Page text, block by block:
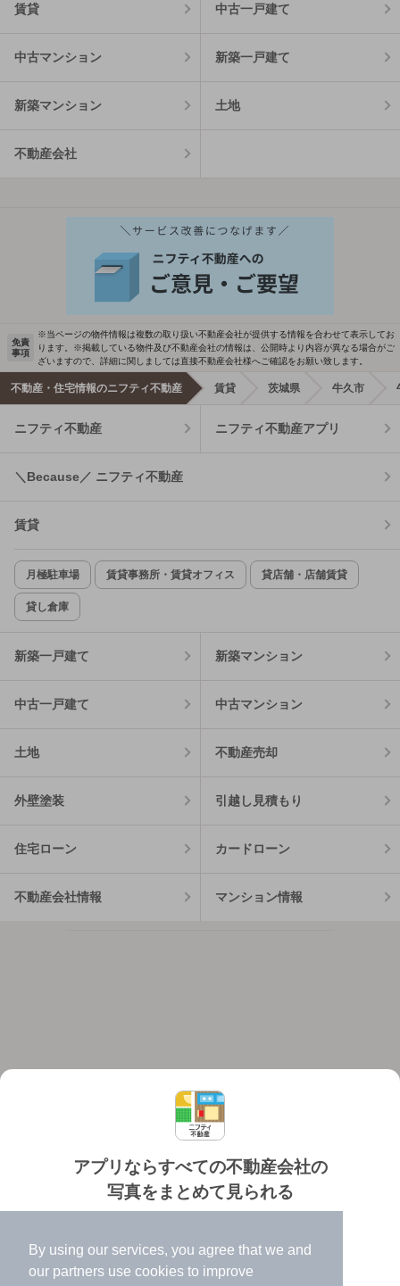
By using our services, you agree that we and
our partners use cookies to improve
賃貸 中古一戸建て
中古マンション 新築一戸建て
新築マンション 土地
不動産会社
アプリならすべての不動産会社の
写真をまとめて見られる
✔️
高速表示で似た物件も見つけやすい
✔️
便利な通知機能も充実
免責
事項
※当ページの物件情報は複数の取り扱い不動産会社が提供する情報を合わせて表示してお
ります。※掲載している物件及び不動産会社の情報は、公開時より内容が異なる場合がご
ざいますので、詳細に関しましては直接不動産会社様へご確認をお願い致します。
不動産・住宅情報のニフティ不動産 賃貸 茨城県 牛久市
ニフティ不動産 ニフティ不動産アプリ
＼Because／ ニフティ不動産
賃貸
月極駐車場 賃貸事務所・賃貸オフィス 貸店舗・店舗賃貸
貸し倉庫
新築一戸建て 新築マンション
中古一戸建て 中古マンション
土地 不動産売却
外壁塗装 引越し見積もり
住宅ローン カードローン
不動産会社情報 マンション情報
個人情報保護ポリシー 利用規約